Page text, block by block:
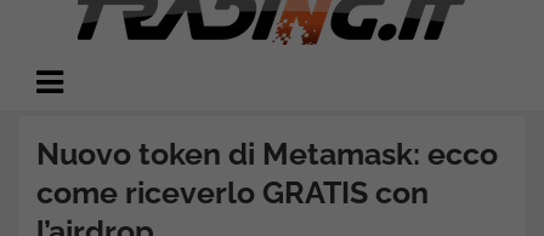
Trading.it
Nuovo token di Metamask: ecco
come riceverlo GRATIS con